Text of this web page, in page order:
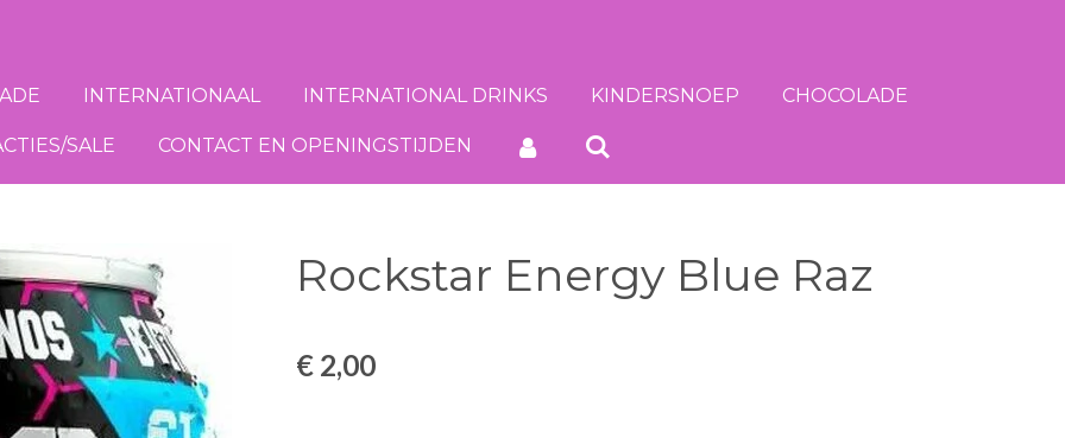
INTERNATIONAAL INTERNATIONAL DRINKS KINDERSNOEP CHOCOLADE
SALE CONTACT EN OPENINGSTIJDEN
Rockstar Energy Blue Raz
€ 2,00